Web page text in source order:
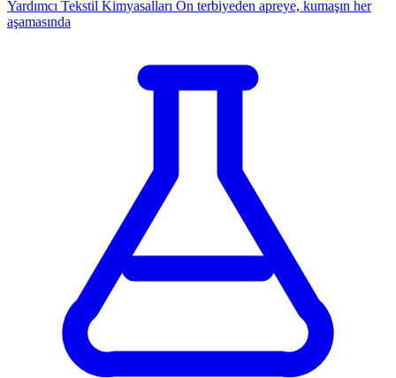
Yardımcı Tekstil Kimyasalları Ön terbiyeden apreye, kumaşın her
aşamasında